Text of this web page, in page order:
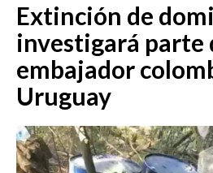
EMISIÓN
EMISIÓN
EMISIÓN 11:30 PM
Extinción de
investigará parte
embajador
Uruguay